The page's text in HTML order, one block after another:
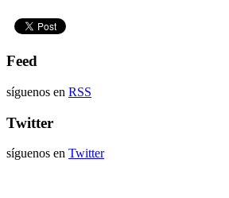
Feed
síguenos en RSS
Twitter
síguenos en Twitter